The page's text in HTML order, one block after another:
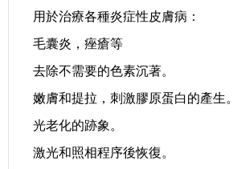
用於治療各種炎症性皮膚病：
毛囊炎，痤瘡等
去除不需要的色素沉著。
嫩膚和提拉，刺激膠原蛋白的產生。
光老化的跡象。
激光和照相程序後恢復。